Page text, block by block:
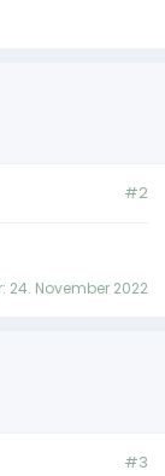
#2
24. November 2022
#3